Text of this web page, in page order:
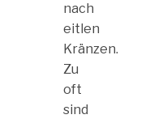
nach
eitlen
Kränzen.
Zu
oft
sind